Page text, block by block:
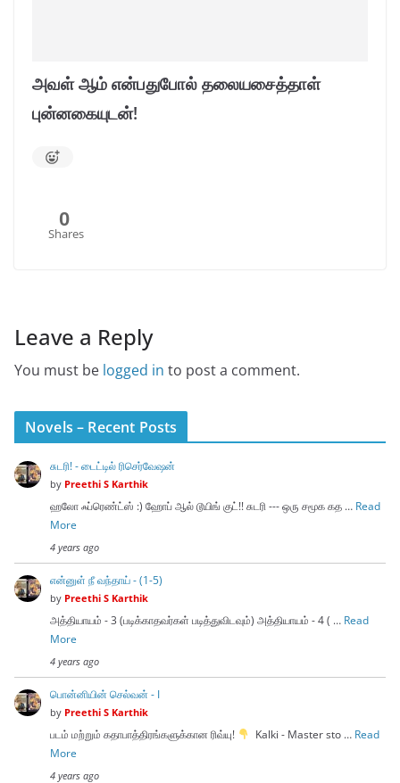
அவள் ஆம் என்பதுபோல் தலையசைத்தாள்
புன்னகையுடன்!
0
Shares
Leave a Reply
You must be logged in to post a comment.
Novels – Recent Posts
சுடரி! - டைட்டில் ரிசெர்வேஷன்
by Preethi S Karthik
ஹலோ ஃப்ரெண்ட்ஸ் :) ஹோப் ஆல் டூயிங் குட்!! சுடரி --- ஒரு சமூக கத … Read
More
4 years ago
என்னுள் நீ வந்தாய் - (1-5)
by Preethi S Karthik
அத்தியாயம் - 3 (படிக்காதவர்கள் படித்துவிடவும்) அத்தியாயம் - 4 ( … Read
More
4 years ago
பொன்னியின் செல்வன் - I
by Preethi S Karthik
படம் மற்றும் கதாபாத்திரங்களுக்கான ரிவ்யு! Kalki - Master sto … Read
More
4 years ago